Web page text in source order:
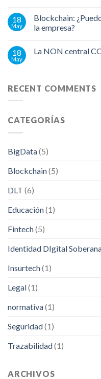
18
May
Blockchain:
la empresa?
18
May
La NON central
RECENT COMMENTS
CATEGORÍAS
BigData(5)
Blockchain(5)
DLT (6)
Educación(1)
Fintech(5)
Identidad DIgital
Insurtech(1)
Legal(1)
normativa(1)
Seguridad(1)
Trazabilidad(1)
ARCHIVOS